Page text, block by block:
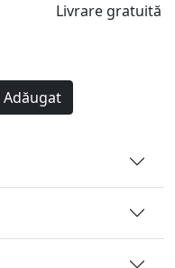
Livrare gratuită
Adăugat